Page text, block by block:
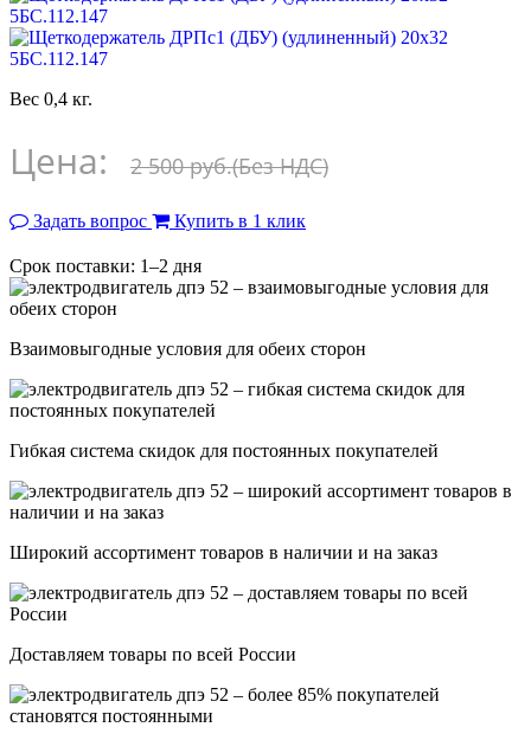
Вес 0,4 кг.
Цена: 2 500 руб.(Без НДС)
Задать вопрос Купить в 1 клик
Срок поставки: 1–2 дня
Взаимовыгодные условия для обеих сторон
Гибкая система скидок для постоянных покупателей
Широкий ассортимент товаров в наличии и на заказ
Доставляем товары по всей России